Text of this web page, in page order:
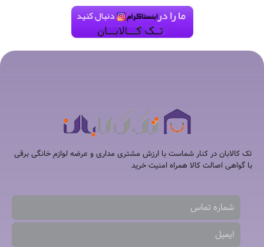
تک کالابان در کنار شماست با ارزش مشتری مداری و عرضه لوازم خانگی برقی
با گواهی اصالت کالا همراه امنیت خرید